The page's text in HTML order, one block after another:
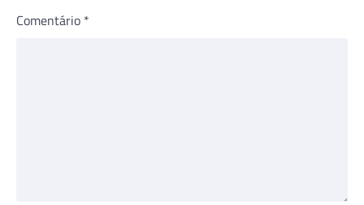
Comentário *